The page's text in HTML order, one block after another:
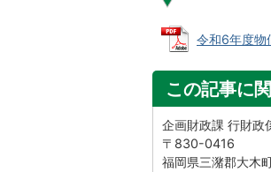
令和6年度物
この記事に
企画財政課 行財政
〒830-0416
福岡県三潴郡大木